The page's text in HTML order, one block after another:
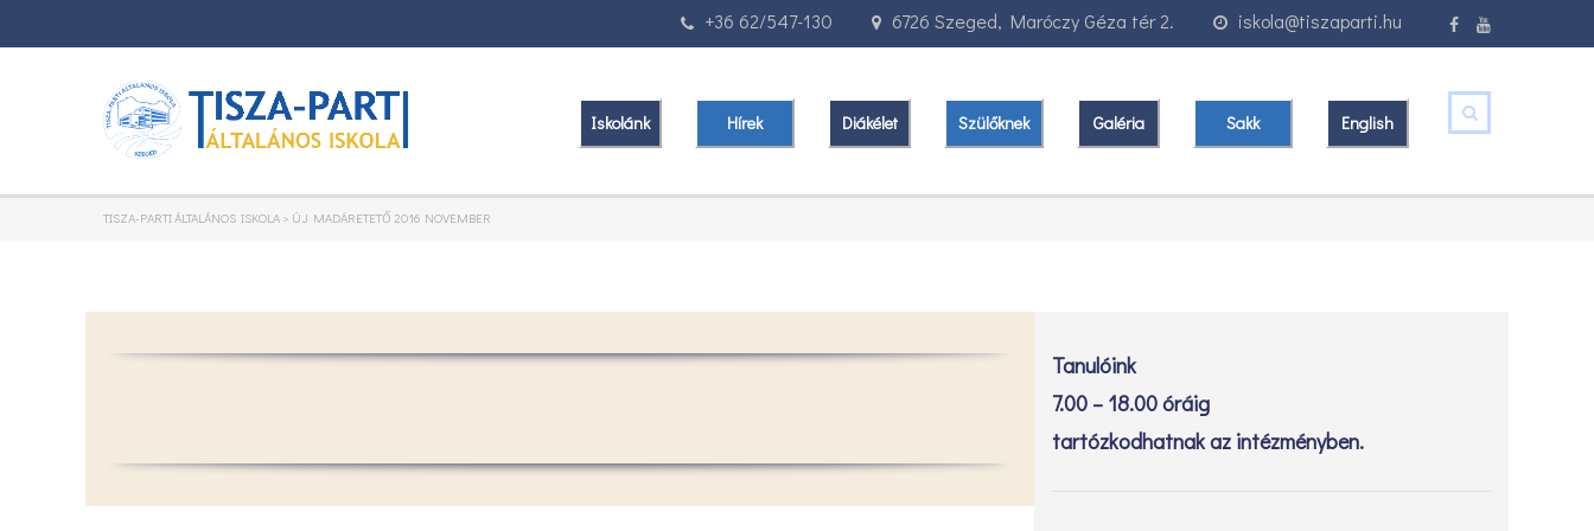
iskola@tiszaparti.hu
6726 Szeged, Maróczy Géza tér 2.
+36 62/547-130
Iskolánk Hírek Diákélet Szülőknek Galéria Sakk English
TISZA-PARTI ÁLTALÁNOS ISKOLA > ÚJ MADÁRETETŐ 2016 NOVEMBER
Tanulóink
7.00 – 18.00 óráig
tartózkodhatnak az intézményben.